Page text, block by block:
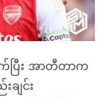
ပြီး အာတီတာက
ချင်း